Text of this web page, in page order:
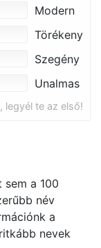
Modern
Törékeny
Szegény
Unalmas
legyél te az első!
a 100
név
a
nevek